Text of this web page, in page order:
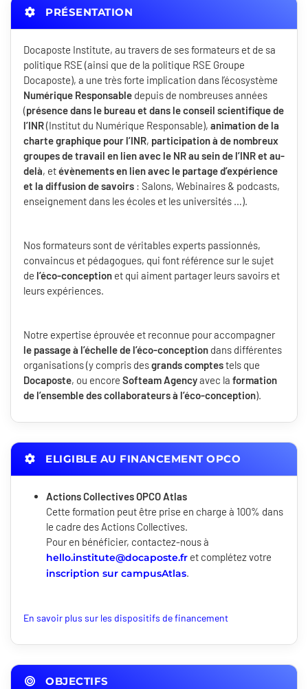
PRÉSENTATION
Docaposte Institute, au travers de ses formateurs et de sa
politique RSE (ainsi que de la politique RSE Groupe
Docaposte), a une très forte implication dans l’écosystème
Numérique Responsable depuis de nombreuses années
(présence dans le bureau et dans le conseil scientifique de
l’INR(Institut du Numérique Responsable), animation de la
charte graphique pour l’INR, participation à de nombreux
groupes de travail en lien avec le NR au sein de l’INR et au-
delà, etévènements en lien avec le partage d’expérience
et la diffusion de savoirs : Salons, Webinaires & podcasts,
enseignement dans les écoles et les universités …).
Nos formateurs sont de véritables experts passionnés,
convaincus et pédagogues, qui font référence sur le sujet
de l’éco-conception et qui aiment partager leurs savoirs et
leurs expériences.
Notre expertise éprouvée et reconnue pour accompagner
le passage à l’échelle de l’éco-conception dans différentes
organisations (y compris desgrands comptestels que
Docaposte, ou encore Softeam Agencyavec la formation
de l’ensemble des collaborateurs à l’éco-conception).
ELIGIBLE AU FINANCEMENT OPCO
Actions Collectives OPCO Atlas
Cette formation peut être prise en charge à 100% dans
le cadre des Actions Collectives.
Pour en bénéficier, contactez-nous à
hello.institute@docaposte.fr et complétez votre
inscription sur campusAtlas.
En savoir plus sur les dispositifs de financement
OBJECTIFS